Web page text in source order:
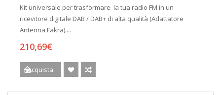
Kit universale per trasformare la tua radio FM in un
ricevitore digitale DAB / DAB+ di alta qualità (Adattatore
Antenna Fakra)....
210,69€
Acquista